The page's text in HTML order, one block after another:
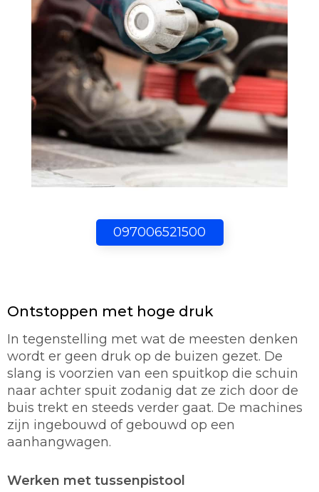
097006521500
Ontstoppen met hoge druk
In tegenstelling met wat de meesten denken
wordt er geen druk op de buizen gezet. De
slang is voorzien van een spuitkop die schuin
naar achter spuit zodanig dat ze zich door de
buis trekt en steeds verder gaat. De machines
zijn ingebouwd of gebouwd op een
aanhangwagen.
Werken met tussenpistool